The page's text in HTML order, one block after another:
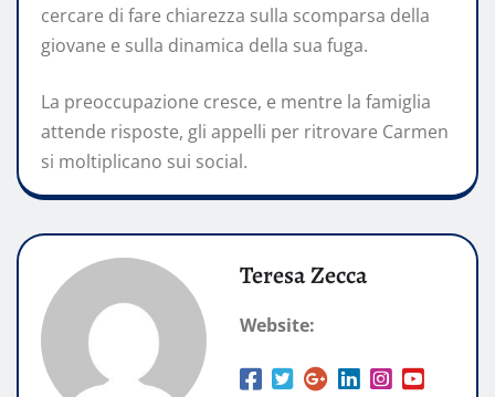
cercare di fare chiarezza sulla scomparsa della
giovane e sulla dinamica della sua fuga.
La preoccupazione cresce, e mentre la famiglia
attende risposte, gli appelli per ritrovare Carmen
si moltiplicano sui social.
Teresa Zecca
Website: